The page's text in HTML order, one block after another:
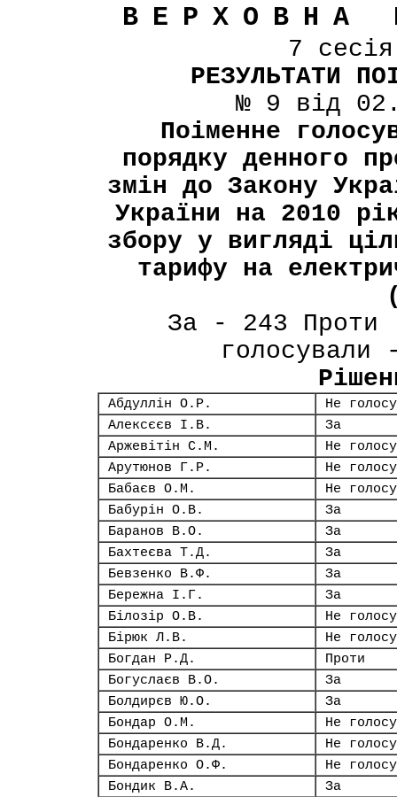
ВЕРХОВНА
7
РЕЗУЛЬТАТИ
№ 9 від
Поіменне
порядку денного
змін до Закону
України на 2010
збору у вигляді
тарифу на
За - 243 Проти
Абдуллін О.Р.
Не
Алексєєв І.В.
За
Аржевітін С.М.
Не
Арутюнов Г.Р.
Не
Бабаєв О.М.
Не
Бабурін О.В.
За
Баранов В.О.
За
Бахтеєва Т.Д.
За
Бевзенко В.Ф.
За
Бережна І.Г.
За
Білозір О.В.
Не
Бірюк Л.В.
Не
Богдан Р.Д.
Проти
Богуслаєв В.О.
За
Болдирєв Ю.О.
За
Бондар О.М.
Не
Бондаренко В.Д.
Не
Бондаренко О.Ф.
Не
Бондик В.А.
За